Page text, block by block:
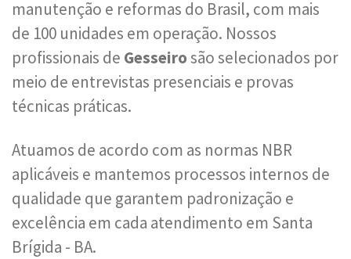
manutenção e reformas do Brasil, com mais
de 100 unidades em operação. Nossos
profissionais de Gesseirosão selecionados por
meio de entrevistas presenciais e provas
técnicas práticas.
Atuamos de acordo com as normas NBR
aplicáveis e mantemos processos internos de
qualidade que garantem padronização e
excelência em cada atendimento em Santa
Brígida - BA.